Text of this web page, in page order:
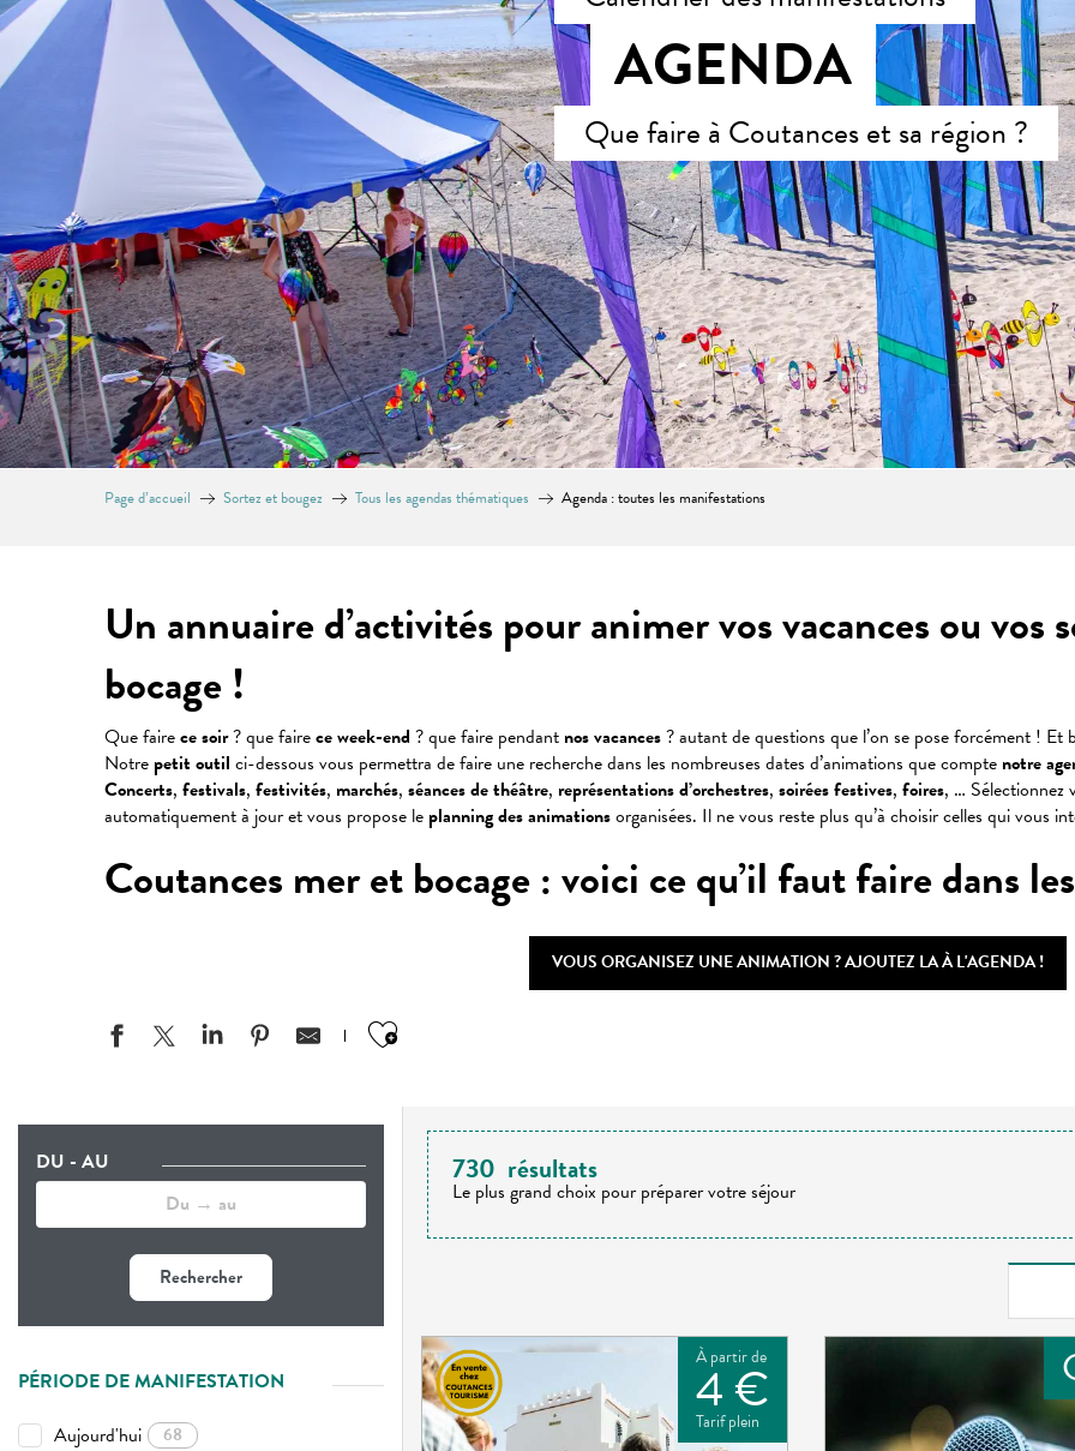
AGENDA
Que faire à Coutances et sa région ?
Page d’accueil Sortez et bougez Tous les agendas thématiques Agenda : toutes les manifestations
Un annuaire d’activités pour animer vos vacances ou vos
bocage !
Que fairece soir? que fairece week-end ? que faire pendant nos vacances? autant de questions que l’on se pose forcément !
Notre petit outil ci-dessous vous permettra de faire une recherche dans les nombreuses dates d’animations que compte notre
Concerts, festivals, festivités, marchés, séancesdethéâtre, représentationsd’orchestres, soiréesfestives, foires, … Sélectionnez
automatiquement à jour et vous propose le planning des animationsorganisées. Il ne vous reste plus qu’à choisir celles qui vous
Coutances mer et bocage : voici ce qu’il faut faire dans
VOUS ORGANISEZ UNE ANIMATION ? AJOUTEZ LA À L'AGENDA !
Ajouter aux favoris
DU - AU
Rechercher
PÉRIODE DE MANIFESTATION
Aujourd'hui
68
730 résultats
Le plus grand choix pour préparer votre séjour
À partir de
4 €
Tarif plein